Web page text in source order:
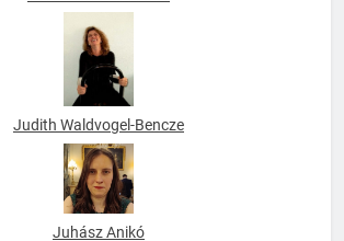
Jean Pierre Aussems
Judith Waldvogel-Bencze